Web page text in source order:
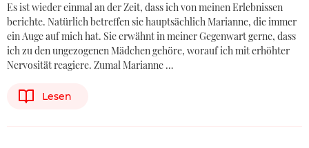
Es ist wieder einmal an der Zeit, dass ich von meinen Erlebnissen
berichte. Natürlich betreffen sie hauptsächlich Marianne, die immer
ein Auge auf mich hat. Sie erwähnt in meiner Gegenwart gerne, dass
ich zu den ungezogenen Mädchen gehöre, worauf ich mit erhöhter
Nervosität reagiere. Zumal Marianne …
Lesen